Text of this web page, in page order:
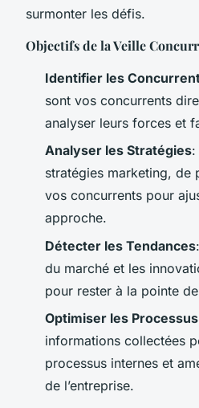
surmonter les défis.
Objectifs de la Veille
Identifier les
sont vos concurrents
analyser leurs forces et
Analyser les Stratégies:
stratégies marketing,
vos concurrents pour
approche.
Détecter les Tendances
du marché et les
pour rester à la pointe de
Optimiser les Processus
informations collectées
processus internes et
de l’entreprise.